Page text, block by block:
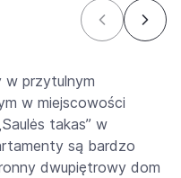
w przytulnym
w miejscowości
takas” w
są bardzo
dwupiętrowy dom